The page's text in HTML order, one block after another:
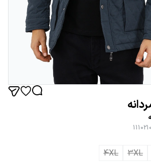
3XL
4XL